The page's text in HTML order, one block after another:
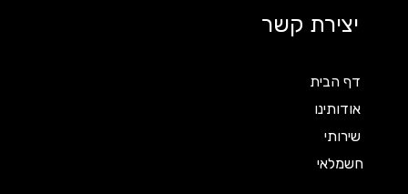
יצירת קשר
דף הבית
אודותינו
שירותי
חשמלאי